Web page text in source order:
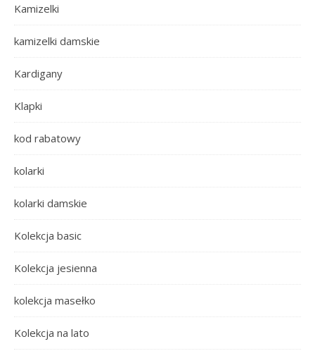
Kamizelki
kamizelki damskie
Kardigany
Klapki
kod rabatowy
kolarki
kolarki damskie
Kolekcja basic
Kolekcja jesienna
kolekcja masełko
Kolekcja na lato